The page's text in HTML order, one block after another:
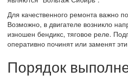
Для качественного ремонта важно
Возможно, в двигателе возникло
изношен бендикс, тяговое реле.
оперативно починят или заменят
Порядок